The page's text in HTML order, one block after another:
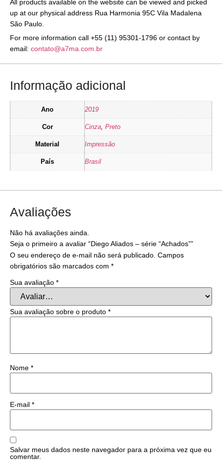
All products available on the website can be viewed and picked
up at our physical address Rua Harmonia 95C Vila Madalena
São Paulo.
For more information call +55 (11) 95301-1796 or contact by
email: contato@a7ma.com.br
Informação adicional
Ano 2019
Cor Cinza Preto
Material Impressão
País Brasil
Avaliações
Não há avaliações ainda.
Seja o primeiro a avaliar “Diego Aliados – série “Achados””
O seu endereço de e-mail não será publicado. Campos
obrigatórios são marcados com *
Sua avaliação *
Sua avaliação sobre o produto *
Nome *
E-mail *
Salvar meus dados neste navegador para a próxima vez que eu
comentar.